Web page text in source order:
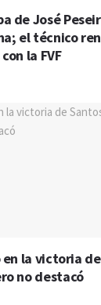
de José
el técnico
la FVF
en la victoria
no destacó